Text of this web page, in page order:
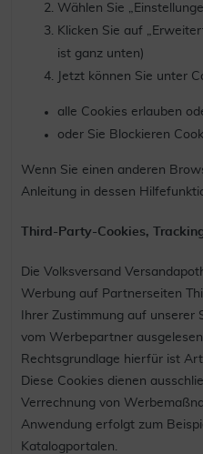
Wählen Sie
Klicken Sie auf
ist ganz unten)
Jetzt können Sie unter
alle Cookies erlauben
oder Sie Blockieren
Wenn Sie einen anderen
Anleitung in dessen
Third-Party-Cookies,
Die Volksversand
Werbung auf Partnerseiten
Ihrer Zustimmung auf
vom Werbepartner
Rechtsgrundlage hierfür ist
Diese Cookies dienen
Verrechnung von
Anwendung erfolgt zum
Katalogportalen.